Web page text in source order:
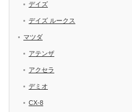
デイズ
デイズ ルークス
マツダ
アテンザ
アクセラ
デミオ
CX-8